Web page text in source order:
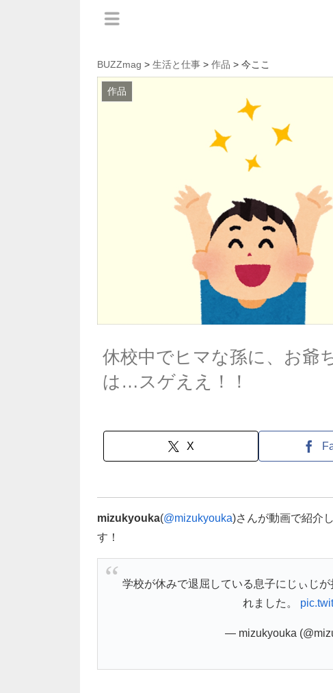
BUZZmag > 生活と仕事 > 作品 > 今ここ
作品
休校中でヒマな孫に、お爺
は…スゲええ！！
X
mizukyouka(@mizukyouka)さんが動画で紹介
す！
学校が休みで退屈している息子にじぃじ
れました。
— mizukyouka